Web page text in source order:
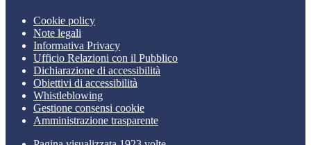
Cookie policy
Note legali
Informativa Privacy
Ufficio Relazioni con il Pubblico
Dichiarazione di accessibilità
Obiettivi di accessibilità
Whistleblowing
Gestione consensi cookie
Amministrazione trasparente